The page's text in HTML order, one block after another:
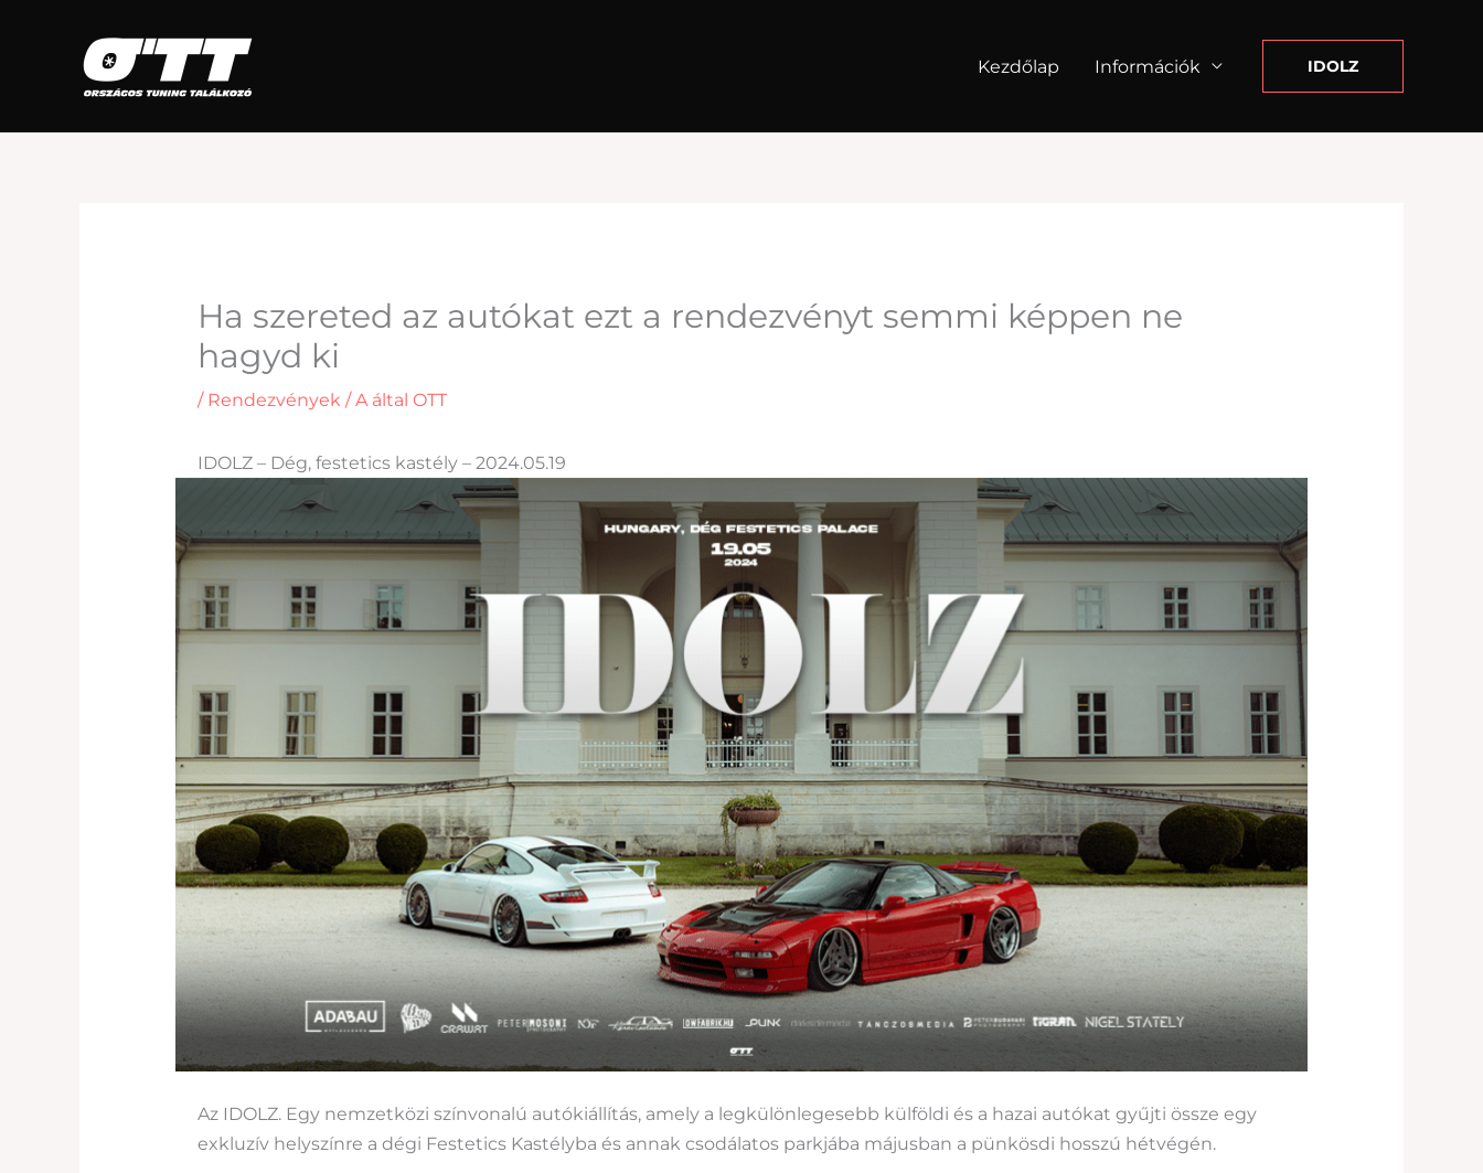
Kezdőlap Információk IDOLZ
Ha szereted az autókat ezt a rendezvényt semmi képpen ne
hagyd ki
/ Rendezvények/ A által OTT
IDOLZ – Dég, festetics kastély – 2024.05.19
Az IDOLZ. Egy nemzetközi színvonalú autókiállítás, amely a legkülönlegesebb külföldi és a hazai autókat gyűjti össze egy
exkluzív helyszínre a dégi Festetics Kastélyba és annak csodálatos parkjába májusban a pünkösdi hosszú hétvégén.